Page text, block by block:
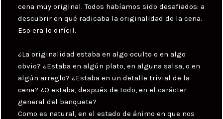
cena muy original. Todos habíamos sido desafiados: a
descubrir en qué radicaba la originalidad de la cena.
Eso era lo difícil.
¿La originalidad estaba en algo oculto o en algo
obvio? ¿Estaba en algún plato, en alguna salsa, o en
algún arreglo? ¿Estaba en un detalle trivial de la
cena? ¿O estaba, después de todo, en el carácter
general del banquete?
Como es natural, en el estado de ánimo en que nos